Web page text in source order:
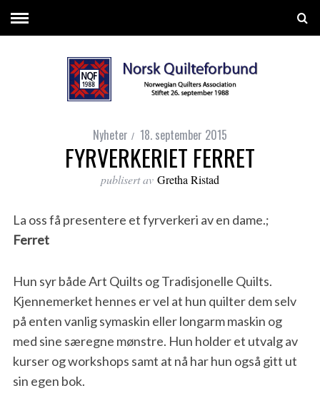
Nyheter 18. september 2015
FYRVERKERIET FERRET
publisert av Gretha Ristad
La oss få presentere et fyrverkeri av en dame.;
Ferret
Hun syr både Art Quilts og Tradisjonelle Quilts.
Kjennemerket hennes er vel at hun quilter dem selv
på enten vanlig symaskin eller longarm maskin og
med sine særegne mønstre. Hun holder et utvalg av
kurser og workshops samt at nå har hun også gitt ut
sin egen bok.